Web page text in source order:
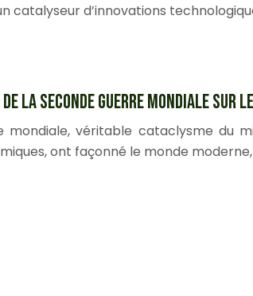
catalyseur d’innovations
la Seconde Guerre mondiale sur
mondiale, véritable cataclysme du
ont façonné le monde